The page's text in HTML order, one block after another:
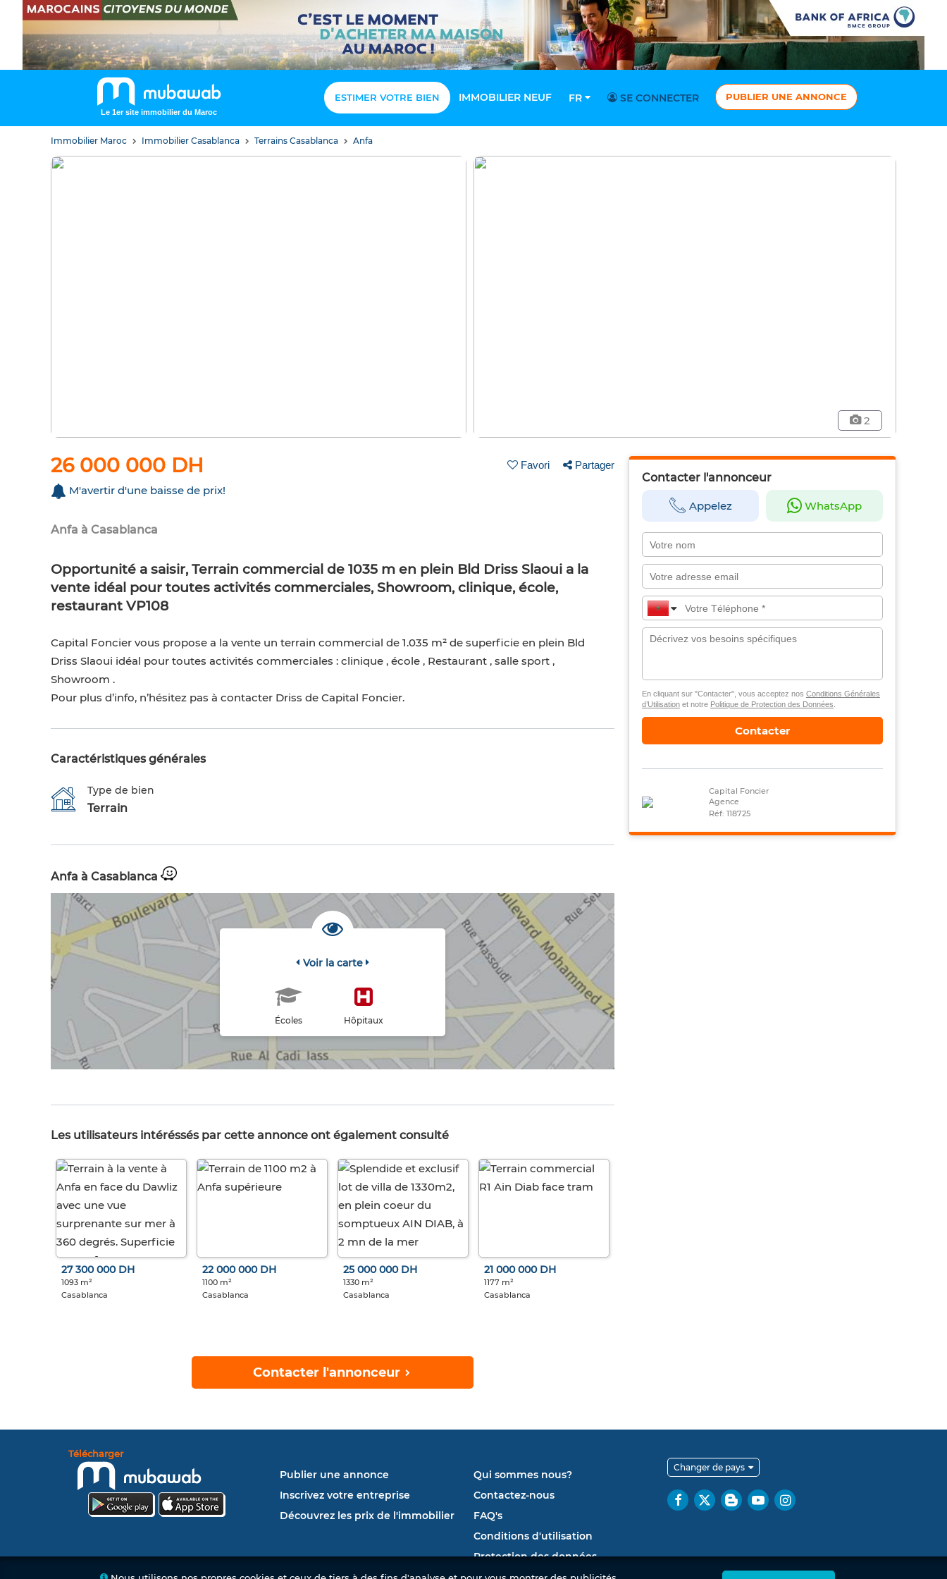
Le 1er site immobilier du Maroc
ESTIMER VOTRE BIEN IMMOBILIER NEUF FR SE CONNECTER PUBLIER UNE ANNONCE
Immobilier Maroc Immobilier Casablanca Terrains Casablanca Anfa
2
26 000 000 DH Favori Partager
M'avertir d'une baisse de prix!
Anfa à Casablanca
Opportunité a saisir, Terrain commercial de 1035 m en plein Bld Driss Slaoui a la
vente idéal pour toutes activités commerciales, Showroom, clinique, école,
restaurant VP108
Capital Foncier vous propose a la vente un terrain commercial de 1.035 m² de superficie en plein Bld
Driss Slaoui idéal pour toutes activités commerciales : clinique , école , Restaurant , salle sport ,
Showroom .
Pour plus d’info, n’hésitez pas à contacter Driss de Capital Foncier.
Caractéristiques générales
Type de bien
Terrain
Anfa à Casablanca
Voir la carte
Écoles Hôpitaux
Les utilisateurs intéréssés par cette annonce ont également consulté
27 300 000 DH
1093 m²
Casablanca
22 000 000 DH
1100 m²
Casablanca
25 000 000 DH
1330 m²
Casablanca
21 000 000 DH
1177 m²
Casablanca
Contacter l'annonceur
Contacter l'annonceur
Appelez WhatsApp
En cliquant sur "Contacter", vous acceptez nos Conditions Générales
d’Utilisationet notre Politique de Protection des Données
Contacter
Capital Foncier
Agence
Réf: 118725
Télécharger
Publier une annonce
Inscrivez votre entreprise
Découvrez les prix de l'immobilier
Qui sommes nous?
Contactez-nous
FAQ's
Conditions d'utilisation
Protection des données
Changer de pays